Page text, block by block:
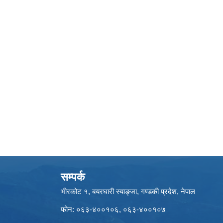
सम्पर्क
भीरकोट १, बयरघारी स्याङ्जा, गण्डकी प्रदेश, नेपाल
फोन: ०६३-४००१०६, ०६३-४००१०७